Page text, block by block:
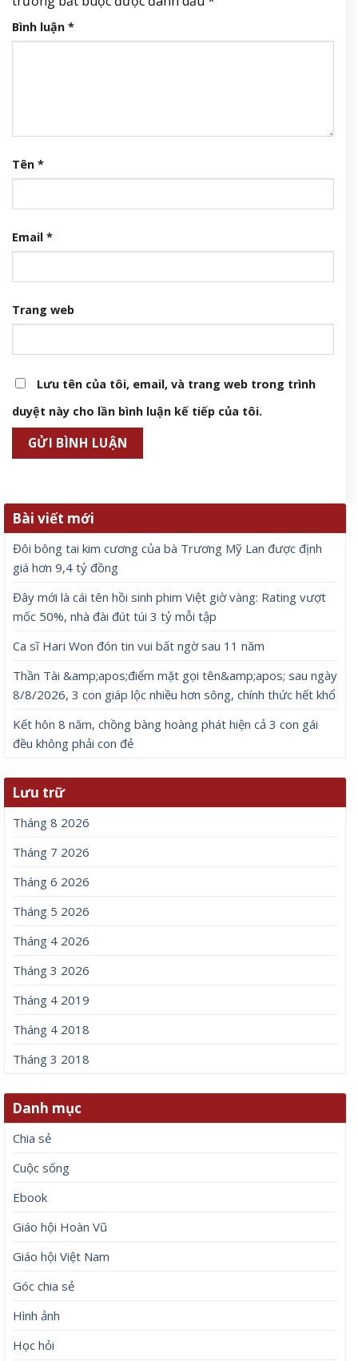
Bình luận *
Tên *
Email *
Trang web
Lưu tên của tôi, email, và trang web trong trình
duyệt này cho lần bình luận kế tiếp của tôi.
Bài viết mới
Đôi bông tai kim cương của bà Trương Mỹ Lan được định
giá hơn 9,4 tỷ đồng
Đây mới là cái tên hồi sinh phim Việt giờ vàng: Rating vượt
mốc 50%, nhà đài đút túi 3 tỷ mỗi tập
Ca sĩ Hari Won đón tin vui bất ngờ sau 11 năm
Thần Tài &amp;apos;điểm mặt gọi tên&amp;apos; sau ngày
8/8/2026, 3 con giáp lộc nhiều hơn sông, chính thức hết khổ
Kết hôn 8 năm, chồng bàng hoàng phát hiện cả 3 con gái
đều không phải con đẻ
Lưu trữ
Tháng 8 2026
Tháng 7 2026
Tháng 6 2026
Tháng 5 2026
Tháng 4 2026
Tháng 3 2026
Tháng 4 2019
Tháng 4 2018
Tháng 3 2018
Danh mục
Chia sẻ
Cuộc sống
Ebook
Giáo hội Hoàn Vũ
Giáo hội Việt Nam
Góc chia sẻ
Hình ảnh
Học hỏi